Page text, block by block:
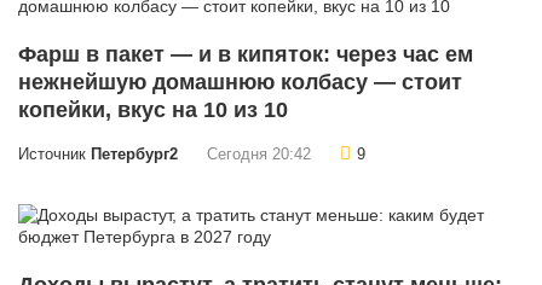
Фарш в пакет — и в кипяток: через час ем
нежнейшую домашнюю колбасу — стоит
копейки, вкус на 10 из 10
Источник Петербург2 Сегодня 20:42 9